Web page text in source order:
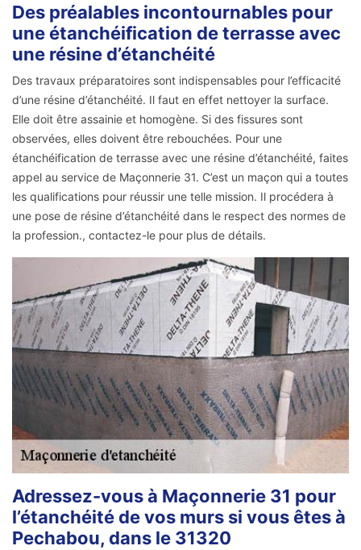
Des préalables incontournables pour
une étanchéification de terrasse avec
une résine d’étanchéité
Des travaux préparatoires sont indispensables pour l’efficacité
d’une résine d’étanchéité. Il faut en effet nettoyer la surface.
Elle doit être assainie et homogène. Si des fissures sont
observées, elles doivent être rebouchées. Pour une
étanchéification de terrasse avec une résine d’étanchéité, faites
appel au service de Maçonnerie 31. C’est un maçon qui a toutes
les qualifications pour réussir une telle mission. Il procédera à
une pose de résine d’étanchéité dans le respect des normes de
la profession., contactez-le pour plus de détails.
Adressez-vous à Maçonnerie 31 pour
l’étanchéité de vos murs si vous êtes à
Pechabou, dans le 31320